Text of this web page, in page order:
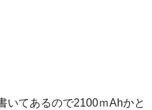
いてあるので2100ｍAhかと